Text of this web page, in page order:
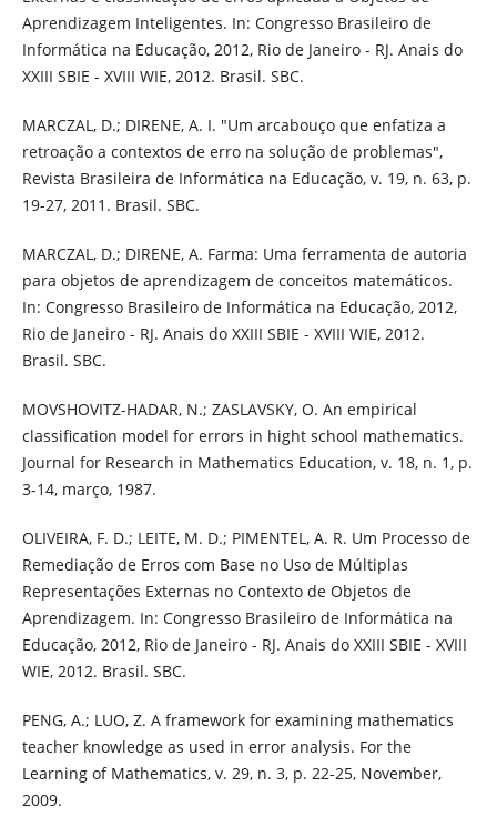
Aprendizagem Inteligentes. In: Congresso Brasileiro de
Informática na Educação, 2012, Rio de Janeiro - RJ. Anais do
XXIII SBIE - XVIII WIE, 2012. Brasil. SBC.
MARCZAL, D.; DIRENE, A. I. "Um arcabouço que enfatiza a
retroação a contextos de erro na solução de problemas",
Revista Brasileira de Informática na Educação, v. 19, n. 63, p.
19-27, 2011. Brasil. SBC.
MARCZAL, D.; DIRENE, A. Farma: Uma ferramenta de autoria
para objetos de aprendizagem de conceitos matemáticos.
In: Congresso Brasileiro de Informática na Educação, 2012,
Rio de Janeiro - RJ. Anais do XXIII SBIE - XVIII WIE, 2012.
Brasil. SBC.
MOVSHOVITZ-HADAR, N.; ZASLAVSKY, O. An empirical
classification model for errors in hight school mathematics.
Journal for Research in Mathematics Education, v. 18, n. 1, p.
3-14, março, 1987.
OLIVEIRA, F. D.; LEITE, M. D.; PIMENTEL, A. R. Um Processo de
Remediação de Erros com Base no Uso de Múltiplas
Representações Externas no Contexto de Objetos de
Aprendizagem. In: Congresso Brasileiro de Informática na
Educação, 2012, Rio de Janeiro - RJ. Anais do XXIII SBIE - XVIII
WIE, 2012. Brasil. SBC.
PENG, A.; LUO, Z. A framework for examining mathematics
teacher knowledge as used in error analysis. For the
Learning of Mathematics, v. 29, n. 3, p. 22-25, November,
2009.